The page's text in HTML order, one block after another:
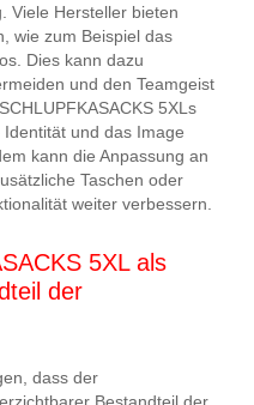
Viele Hersteller bieten
wie zum Beispiel das
Dies kann dazu
und den Teamgeist
5XLs
und das Image
kann die Anpassung an
Taschen oder
weiter verbessern.
5XL als
der
dass der